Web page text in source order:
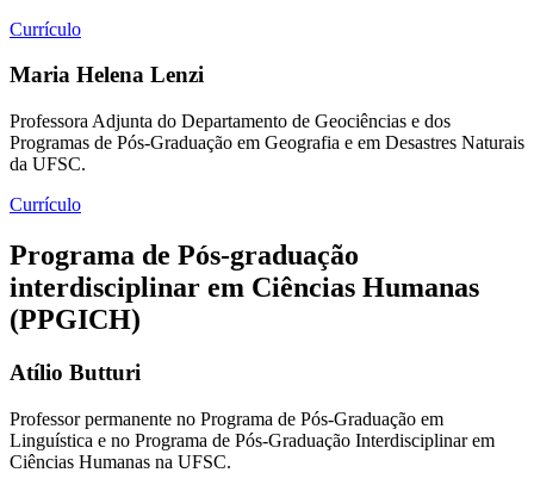
Currículo
Maria Helena Lenzi
Professora Adjunta do Departamento de Geociências e dos
Programas de Pós-Graduação em Geografia e em Desastres Naturais
da UFSC.
Currículo
Programa de Pós-graduação
interdisciplinar em Ciências Humanas
(PPGICH)
Atílio Butturi
Professor permanente no Programa de Pós-Graduação em
Linguística e no Programa de Pós-Graduação Interdisciplinar em
Ciências Humanas na UFSC.